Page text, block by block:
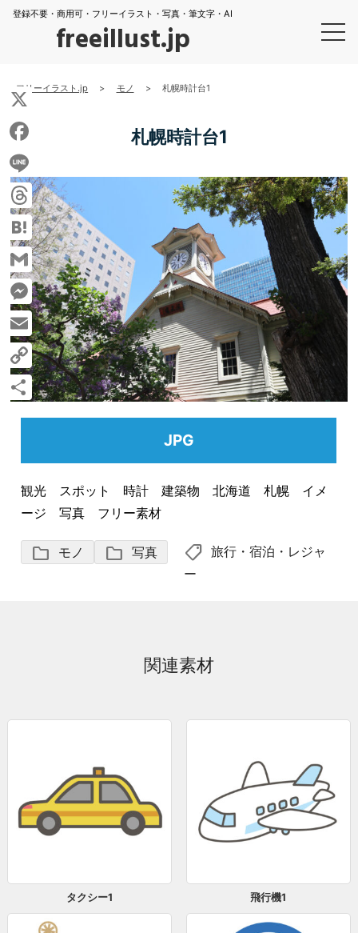
登録不要・商用可・フリーイラスト・写真・筆文字・AI
freeillust.jp
フリーイラスト.jp > モノ > 札幌時計台1
札幌時計台1
JPG
観光 スポット 時計 建築物 北海道 札幌 イメ
ージ 写真 フリー素材
folder モノ folder 写真 shoppingmode 旅行・宿泊・レジャ
ー
関連素材
タクシー1 飛行機1
X
Facebook
Line
Threads
Hatena
Gmail
Messenger
Email
Copy
Link